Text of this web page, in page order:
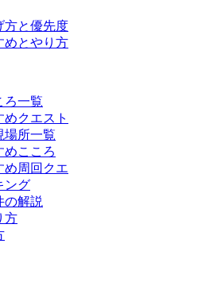
方と優先度
めとやり方
ろ一覧
クエスト
場所一覧
めこころ
め周回クエ
ング
の解説
方